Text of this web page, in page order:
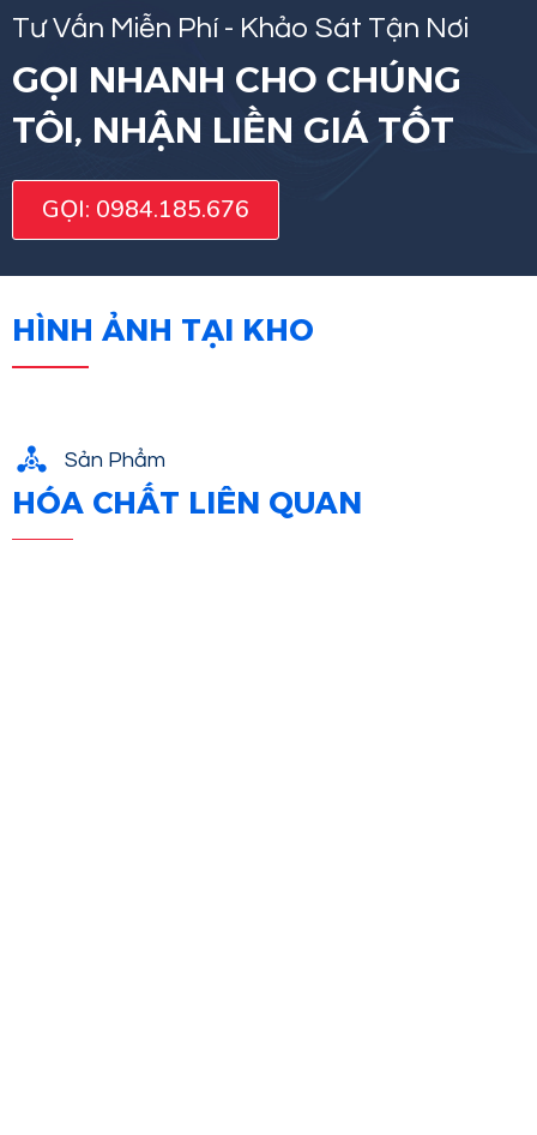
Tư Vấn Miễn Phí - Khảo Sát Tận Nơi
GỌI NHANH CHO CHÚNG
TÔI, NHẬN LIỀN GIÁ TỐT
GỌI: 0984.185.676
HÌNH ẢNH TẠI KHO
Sản Phẩm
HÓA CHẤT LIÊN QUAN